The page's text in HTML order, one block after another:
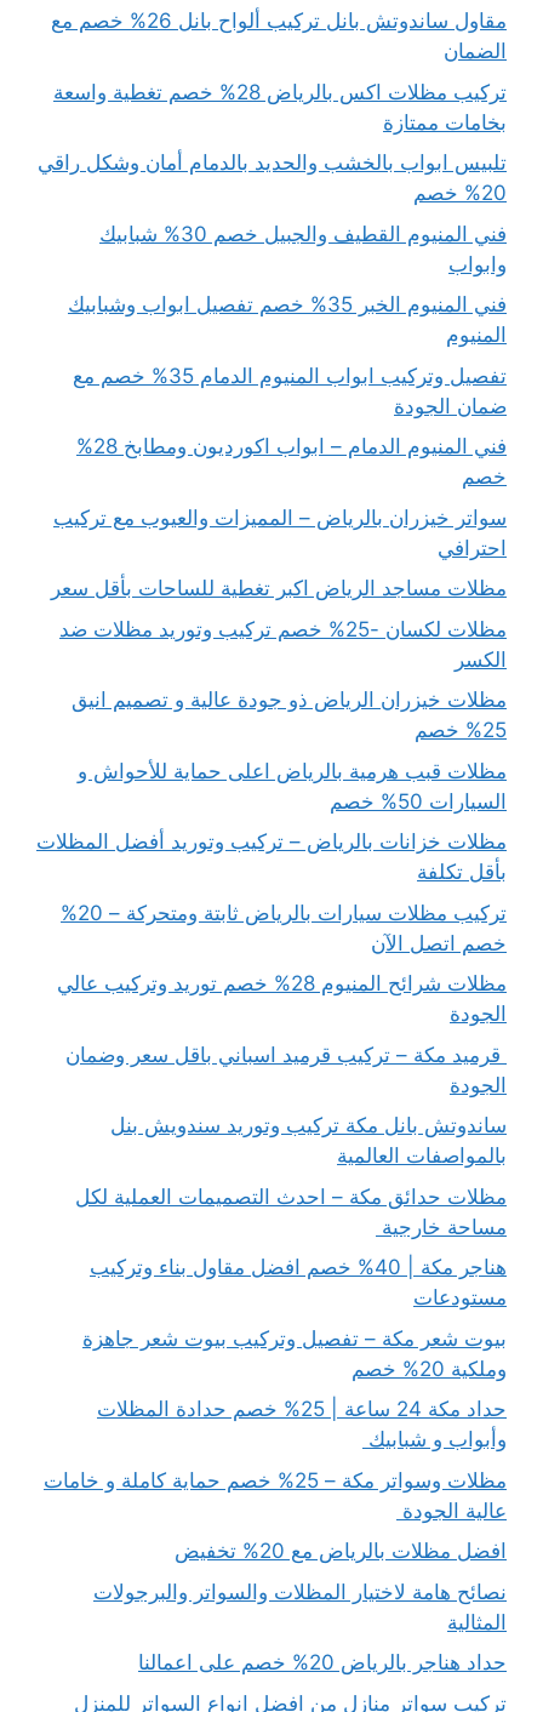
مقاول ساندوتش بانل تركيب ألواح بانل 26% خصم مع
الضمان
تركيب مظلات اكس بالرياض 28% خصم تغطية واسعة
بخامات ممتازة
تلبيس ابواب بالخشب والحديد بالدمام أمان وشكل راقي
20% خصم
فني المنيوم القطيف والجبيل خصم 30% شبابيك
وابواب
فني المنيوم الخبر 35% خصم تفصيل ابواب وشبابيك
المنيوم
تفصيل وتركيب ابواب المنيوم الدمام 35% خصم مع
ضمان الجودة
فني المنيوم الدمام – ابواب اكورديون ومطابخ 28%
خصم
سواتر خيزران بالرياض – المميزات والعيوب مع تركيب
احترافي
مظلات مساجد الرياض اكبر تغطية للساحات بأقل سعر
مظلات لكسان -25% خصم تركيب وتوريد مظلات ضد
الكسر
مظلات خيزران الرياض ذو جودة عالية و تصميم انيق
25% خصم
مظلات قبب هرمية بالرياض اعلى حماية للأحواش و
السيارات 50% خصم
مظلات خزانات بالرياض – تركيب وتوريد أفضل المظلات
بأقل تكلفة
تركيب مظلات سيارات بالرياض ثابتة ومتحركة – 20%
خصم اتصل الآن
مظلات شرائح المنيوم 28% خصم توريد وتركيب عالي
الجودة
قرميد مكة – تركيب قرميد اسباني باقل سعر وضمان
الجودة
ساندوتش بانل مكة تركيب وتوريد سندويش بنل
بالمواصفات العالمية
مظلات حدائق مكة – احدث التصميمات العملية لكل
مساحة خارجية
هناجر مكة | 40% خصم افضل مقاول بناء وتركيب
مستودعات
بيوت شعر مكة – تفصيل وتركيب بيوت شعر جاهزة
وملكية 20% خصم
حداد مكة 24 ساعة | 25% خصم حدادة المظلات
وأبواب و شبابيك
مظلات وسواتر مكة – 25% خصم حماية كاملة و خامات
عالية الجودة
افضل مظلات بالرياض مع 20% تخفيض
نصائح هامة لاختيار المظلات والسواتر والبرجولات
المثالية
حداد هناجر بالرياض 20% خصم على اعمالنا
تركيب سواتر منازل من افضل انواع السواتر للمنزل